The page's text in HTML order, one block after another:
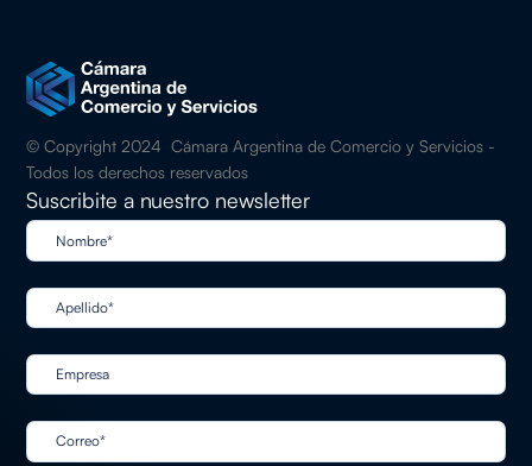
© Copyright 2024 Cámara Argentina de Comercio y Servicios -
Todos los derechos reservados
Suscribite a nuestro newsletter